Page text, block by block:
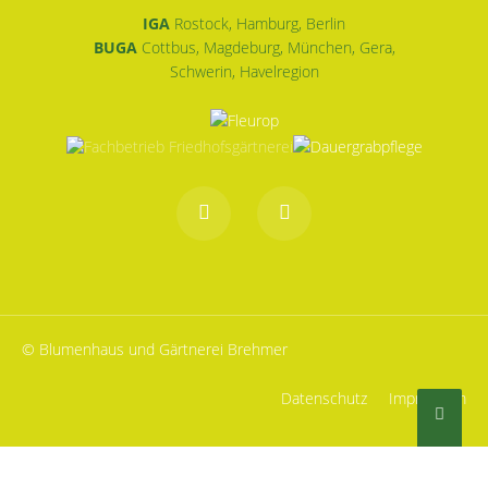
IGA Rostock, Hamburg, Berlin
BUGACottbus, Magdeburg, München, Gera,
Schwerin, Havelregion
© Blumenhaus und Gärtnerei Brehmer
Datenschutz Impressum